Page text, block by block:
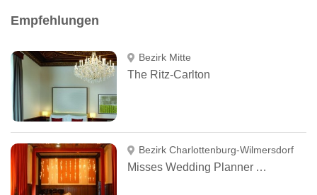
Empfehlungen
Bezirk Mitte
The Ritz-Carlton
Bezirk Charlottenburg-Wilmersdorf
Misses Wedding Planner And More